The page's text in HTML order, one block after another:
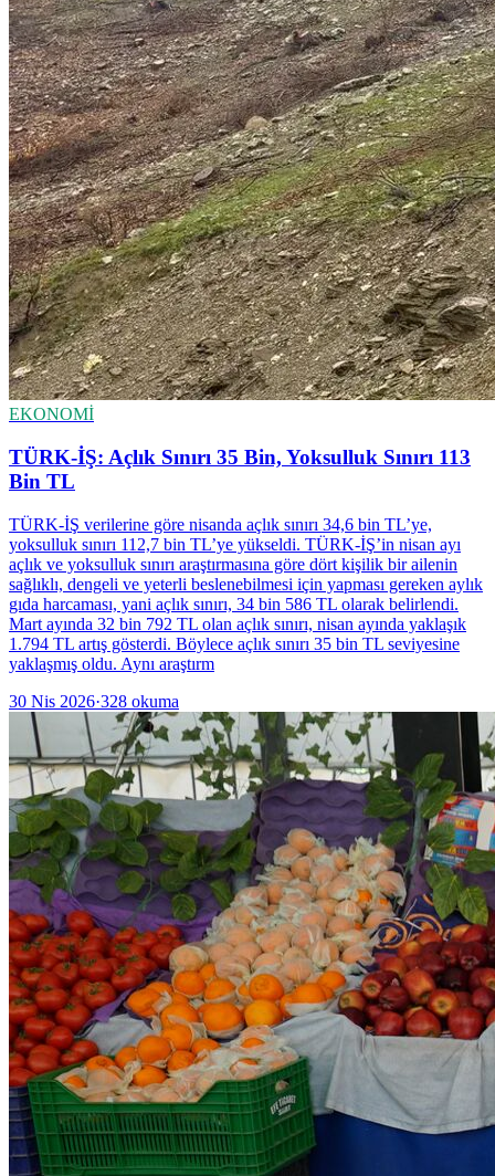
EKONOMİ
TÜRK-İŞ: Açlık Sınırı 35 Bin, Yoksulluk Sınırı 113
Bin TL
TÜRK-İŞ verilerine göre nisanda açlık sınırı 34,6 bin TL’ye,
yoksulluk sınırı 112,7 bin TL’ye yükseldi. TÜRK-İŞ’in nisan ayı
açlık ve yoksulluk sınırı araştırmasına göre dört kişilik bir ailenin
sağlıklı, dengeli ve yeterli beslenebilmesi için yapması gereken aylık
gıda harcaması, yani açlık sınırı, 34 bin 586 TL olarak belirlendi.
Mart ayında 32 bin 792 TL olan açlık sınırı, nisan ayında yaklaşık
1.794 TL artış gösterdi. Böylece açlık sınırı 35 bin TL seviyesine
yaklaşmış oldu. Aynı araştırm
30 Nis 2026·328 okuma